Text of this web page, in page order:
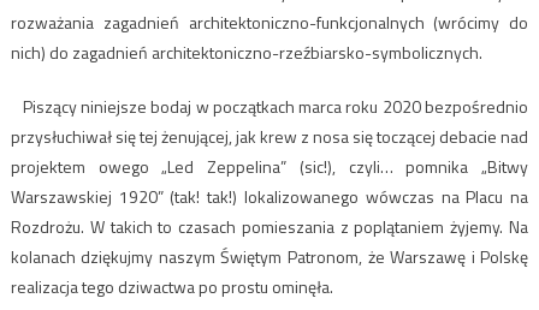
rozważania zagadnień architektoniczno-funkcjonalnych (wrócimy do
nich) do zagadnień architektoniczno-rzeźbiarsko-symbolicznych.
Piszący niniejsze bodaj w początkach marca roku 2020 bezpośrednio
przysłuchiwał się tej żenującej, jak krew z nosa się toczącej debacie nad
projektem owego „Led Zeppelina” (sic!), czyli… pomnika „Bitwy
Warszawskiej 1920” (tak! tak!) lokalizowanego wówczas na Placu na
Rozdrożu. W takich to czasach pomieszania z poplątaniem żyjemy. Na
kolanach dziękujmy naszym Świętym Patronom, że Warszawę i Polskę
realizacja tego dziwactwa po prostu ominęła.